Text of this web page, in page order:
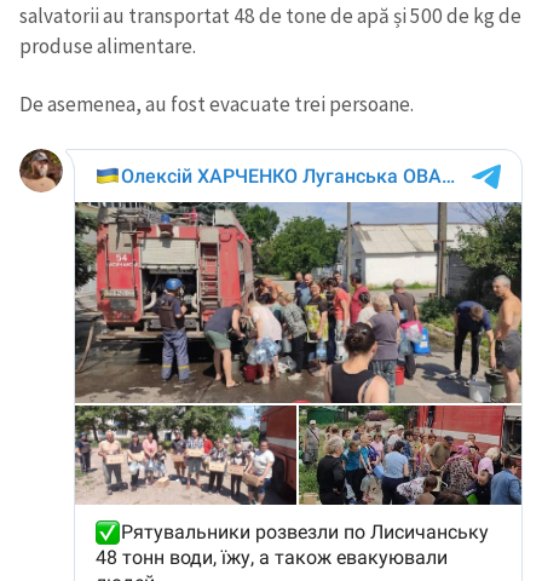
salvatorii au transportat 48 de tone de apă și 500 de kg de
produse alimentare.
De asemenea, au fost evacuate trei persoane.